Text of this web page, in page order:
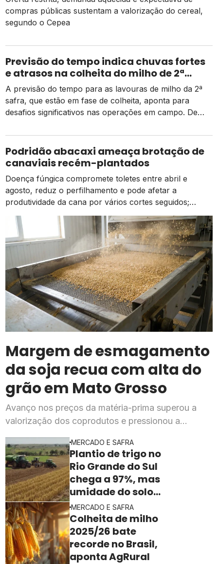
compras públicas sustentam a valorização do cereal,
segundo o Cepea
Previsão do tempo indica chuvas fortes
e atrasos na colheita do milho de 2ª
safra
A previsão do tempo para as lavouras de milho da 2ª
safra, que estão em fase de colheita, aponta para
desafios significativos nas operações em campo. De
em relação ao mesmo período do ano passado, mas as
atividades estão ocorrendo de forma normal em
comparação à média dos […]
Podridão abacaxi ameaça brotação de
canaviais recém-plantados
Doença fúngica compromete toletes entre abril e
agosto, reduz o perfilhamento e pode afetar a
produtividade da cana por vários cortes seguidos;
prevenção começa na escolha das mudas
Margem de esmagamento
da soja recua com alta do
grão em Mato Grosso
Avanço nos preços da matéria-prima superou a
valorização dos coprodutos e pressionou a
segundo o ImeaMERCADO E SAFRA
Plantio de trigo no
Rio Grande do Sul
chega a 97%, mas
umidade do solo
ainda freia o ritmo
MERCADO E SAFRA
Colheita de milho
2025/26 bate
recorde no Brasil,
aponta AgRural